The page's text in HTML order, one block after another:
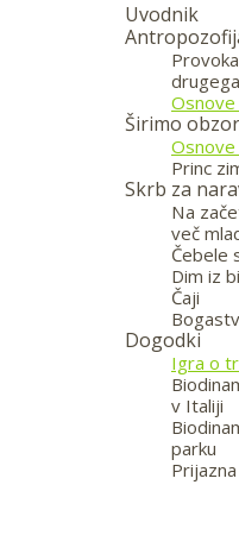
Uvodnik
Širimo
Princ
Skrb za
Na
več
Čebele
Dim iz
Čaji
Dogodki
Igra o
v Italiji
parku